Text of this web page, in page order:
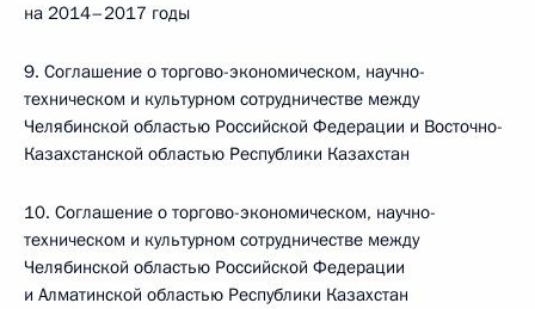
на 2014–2017 годы
9. Соглашение о торгово-экономическом, научно-
техническом и культурном сотрудничестве между
Челябинской областью Российской Федерации и Восточно-
Казахстанской областью Республики Казахстан
10. Соглашение о торгово-экономическом, научно-
техническом и культурном сотрудничестве между
Челябинской областью Российской Федерации
и Алматинской областью Республики Казахстан